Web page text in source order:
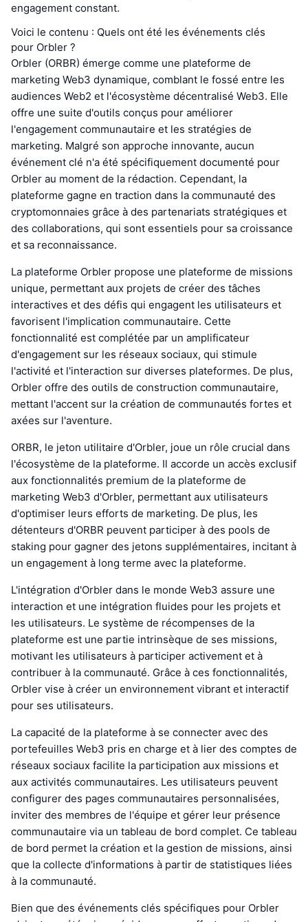
engagement constant.
Voici le contenu : Quels ont été les événements clés
pour Orbler ?
Orbler (ORBR) émerge comme une plateforme de
marketing Web3 dynamique, comblant le fossé entre les
audiences Web2 et l'écosystème décentralisé Web3. Elle
offre une suite d'outils conçus pour améliorer
l'engagement communautaire et les stratégies de
marketing. Malgré son approche innovante, aucun
événement clé n'a été spécifiquement documenté pour
Orbler au moment de la rédaction. Cependant, la
plateforme gagne en traction dans la communauté des
cryptomonnaies grâce à des partenariats stratégiques et
des collaborations, qui sont essentiels pour sa croissance
et sa reconnaissance.
La plateforme Orbler propose une plateforme de missions
unique, permettant aux projets de créer des tâches
interactives et des défis qui engagent les utilisateurs et
favorisent l'implication communautaire. Cette
fonctionnalité est complétée par un amplificateur
d'engagement sur les réseaux sociaux, qui stimule
l'activité et l'interaction sur diverses plateformes. De plus,
Orbler offre des outils de construction communautaire,
mettant l'accent sur la création de communautés fortes et
axées sur l'aventure.
ORBR, le jeton utilitaire d'Orbler, joue un rôle crucial dans
l'écosystème de la plateforme. Il accorde un accès exclusif
aux fonctionnalités premium de la plateforme de
marketing Web3 d'Orbler, permettant aux utilisateurs
d'optimiser leurs efforts de marketing. De plus, les
détenteurs d'ORBR peuvent participer à des pools de
staking pour gagner des jetons supplémentaires, incitant à
un engagement à long terme avec la plateforme.
L'intégration d'Orbler dans le monde Web3 assure une
interaction et une intégration fluides pour les projets et
les utilisateurs. Le système de récompenses de la
plateforme est une partie intrinsèque de ses missions,
motivant les utilisateurs à participer activement et à
contribuer à la communauté. Grâce à ces fonctionnalités,
Orbler vise à créer un environnement vibrant et interactif
pour ses utilisateurs.
La capacité de la plateforme à se connecter avec des
portefeuilles Web3 pris en charge et à lier des comptes de
réseaux sociaux facilite la participation aux missions et
aux activités communautaires. Les utilisateurs peuvent
configurer des pages communautaires personnalisées,
inviter des membres de l'équipe et gérer leur présence
communautaire via un tableau de bord complet. Ce tableau
de bord permet la création et la gestion de missions, ainsi
que la collecte d'informations à partir de statistiques liées
à la communauté.
Bien que des événements clés spécifiques pour Orbler